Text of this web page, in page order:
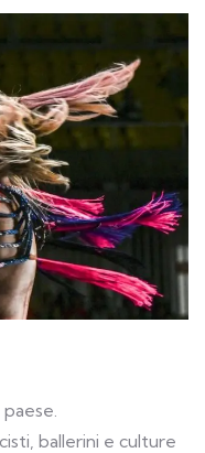
ballerini e culture